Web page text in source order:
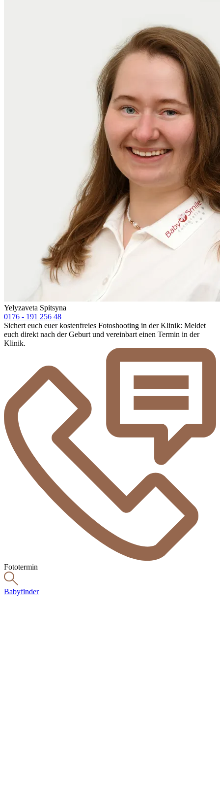
Yelyzaveta Spitsyna
0176 - 191 256 48
Sichert euch euer kostenfreies Fotoshooting in der Klinik: Meldet
euch direkt nach der Geburt und vereinbart einen Termin in der
Klinik.
Fototermin
Babyfinder